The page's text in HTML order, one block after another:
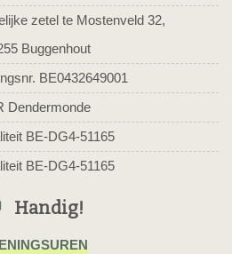
zetel te Mostenveld 32,
Buggenhout
BE0432649001
Dendermonde
BE-DG4-51165
BE-DG4-51165
Handig!